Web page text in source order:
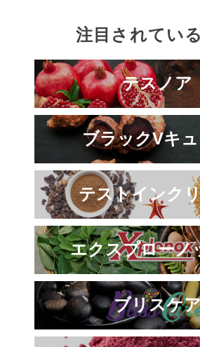
注目されてい
テスノア
ブラックVキ
テストインク
エクスプローノ
ブリスケ